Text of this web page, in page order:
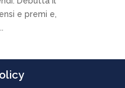
e premi e,